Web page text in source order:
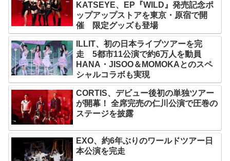
KATSEYE、EP『WILD』発売記念ポ
ップアップストアを東京・原宿で開
催 限定グッズも登場
ILLIT、初の日本ライブツアーを完
走 5都市11公演で約6万人を動員
HANA・JISOO＆MOMOKAとのスペ
シャルコラボも実現
CORTIS、デビュー後初の単独ツアー
が開幕！ 全席完売の仁川公演で圧巻の
ステージを披露
EXO、約6年ぶりのワールドツアー日
本公演を完走